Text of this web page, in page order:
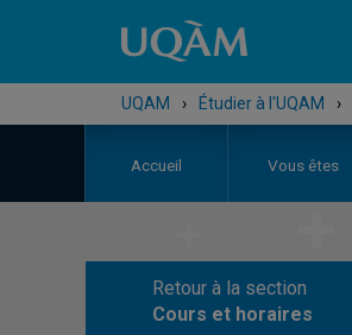
UQAM › Étudier à l'UQAM ›
Accueil Vous êtes
Retour à la section
Cours et horaires